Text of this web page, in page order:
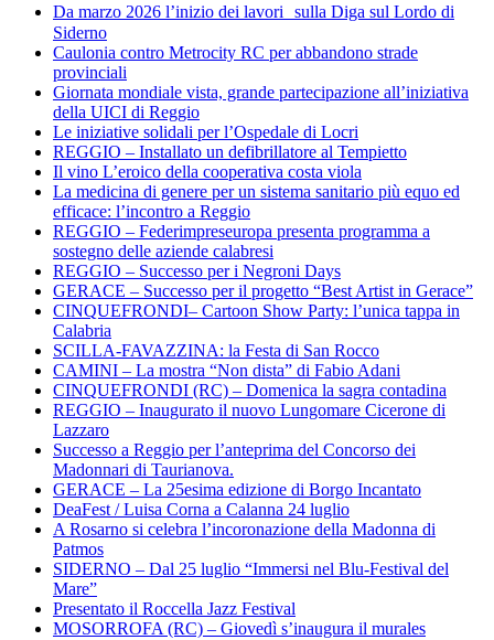
Da marzo 2026 l’inizio dei lavori sulla Diga sul Lordo di
Siderno
Caulonia contro Metrocity RC per abbandono strade
provinciali
Giornata mondiale vista, grande partecipazione all’iniziativa
della UICI di Reggio
Le iniziative solidali per l’Ospedale di Locri
REGGIO – Installato un defibrillatore al Tempietto
Il vino L’eroico della cooperativa costa viola
La medicina di genere per un sistema sanitario più equo ed
efficace: l’incontro a Reggio
REGGIO – Federimpreseuropa presenta programma a
sostegno delle aziende calabresi
REGGIO – Successo per i Negroni Days
GERACE – Successo per il progetto “Best Artist in Gerace”
CINQUEFRONDI– Cartoon Show Party: l’unica tappa in
Calabria
SCILLA-FAVAZZINA: la Festa di San Rocco
CAMINI – La mostra “Non dista” di Fabio Adani
CINQUEFRONDI (RC) – Domenica la sagra contadina
REGGIO – Inaugurato il nuovo Lungomare Cicerone di
Lazzaro
Successo a Reggio per l’anteprima del Concorso dei
Madonnari di Taurianova.
GERACE – La 25esima edizione di Borgo Incantato
DeaFest / Luisa Corna a Calanna 24 luglio
A Rosarno si celebra l’incoronazione della Madonna di
Patmos
SIDERNO – Dal 25 luglio “Immersi nel Blu-Festival del
Mare”
Presentato il Roccella Jazz Festival
MOSORROFA (RC) – Giovedì s’inaugura il murales